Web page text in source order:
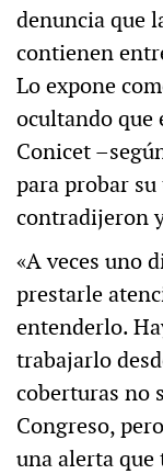
denuncia que
contienen
Lo expone
ocultando que
Conicet
para probar
contradijeron
«A veces uno
prestarle
entenderlo.
trabajarlo
coberturas no
Congreso,
una alerta que